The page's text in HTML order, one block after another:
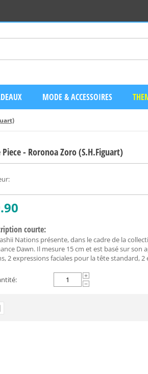
MODE & ACCESSOIRES
Piece - Roronoa Zoro (S.H.Figuart)
:
courte:
Nations présente, dans le cadre de la
Dawn. Il mesure 15 cm et est basé sur son
2 expressions faciales pour la tête standard, 2
+
−